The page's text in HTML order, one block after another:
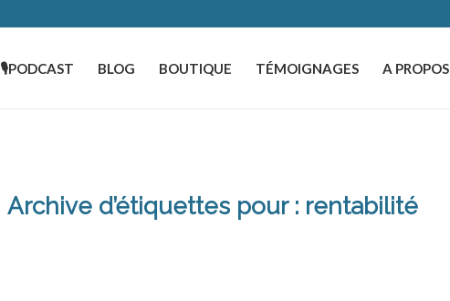
🎙️PODCAST BLOG BOUTIQUE TÉMOIGNAGES A PROPOS
Archive d’étiquettes pour : rentabilité